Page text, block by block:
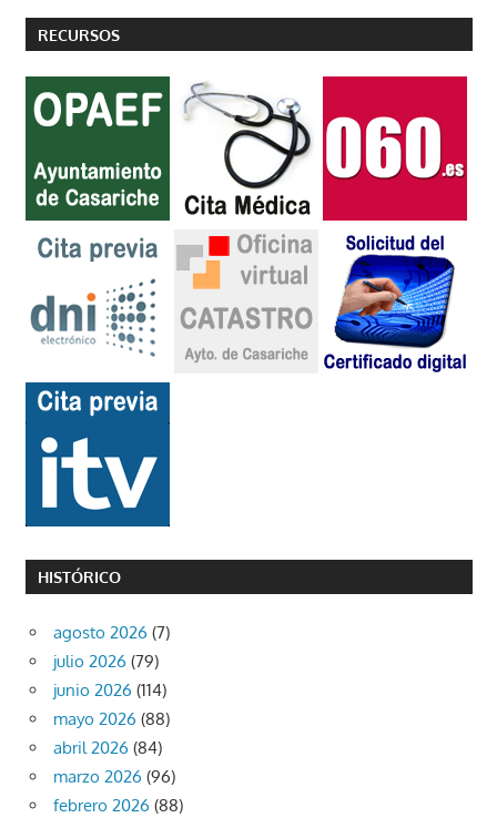
RECURSOS
HISTÓRICO
agosto 2026 (7)
julio 2026 (79)
junio 2026 (114)
mayo 2026 (88)
abril 2026 (84)
marzo 2026 (96)
febrero 2026 (88)